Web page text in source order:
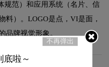
规范）和应用系统（名片、信
料）。LOGO是点，VI是面，
品牌视觉形象。
不再弹出
底啦～